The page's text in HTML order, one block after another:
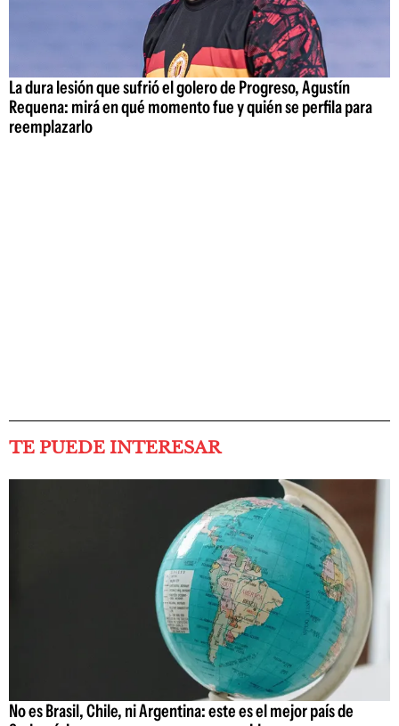
La dura lesión que sufrió el golero de Progreso, Agustín
Requena: mirá en qué momento fue y quién se perfila para
reemplazarlo
TE PUEDE INTERESAR
No es Brasil, Chile, ni Argentina: este es el mejor país de